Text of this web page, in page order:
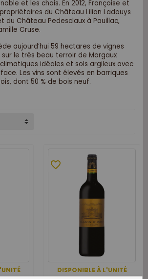
et les chais. En 2012, Françoise et
du Château Lilian Ladouys
du Château Pedesclaux à Pauillac,
Cruse.
aujourd’hui 59 hectares de vignes
le très beau terroir de Margaux
idéales et sols argileux avec
Les vins sont élevés en barriques
dont 50 % de bois neuf.
DISPONIBLE À L'UNITÉ
favorite_border